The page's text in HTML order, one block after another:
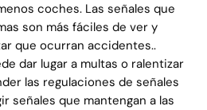
coches. Las señales que
son más fáciles de ver y
que ocurran accidentes..
dar lugar a multas o ralentizar
las regulaciones de señales
señales que mantengan a las